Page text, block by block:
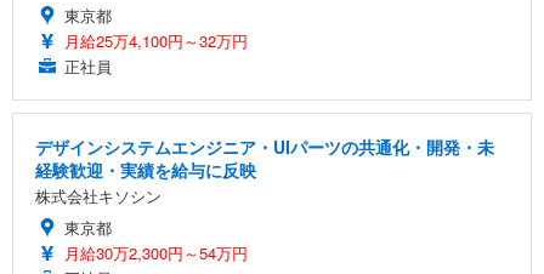
東京都
月給25万4,100円～32万円
正社員
デザインシステムエンジニア・UIパーツの共通化・開発・未
経験歓迎・実績を給与に反映
株式会社キソシン
東京都
月給30万2,300円～54万円